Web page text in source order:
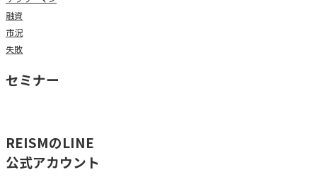
融資
市況
失敗
セミナー
REISMのLINE
公式アカウント